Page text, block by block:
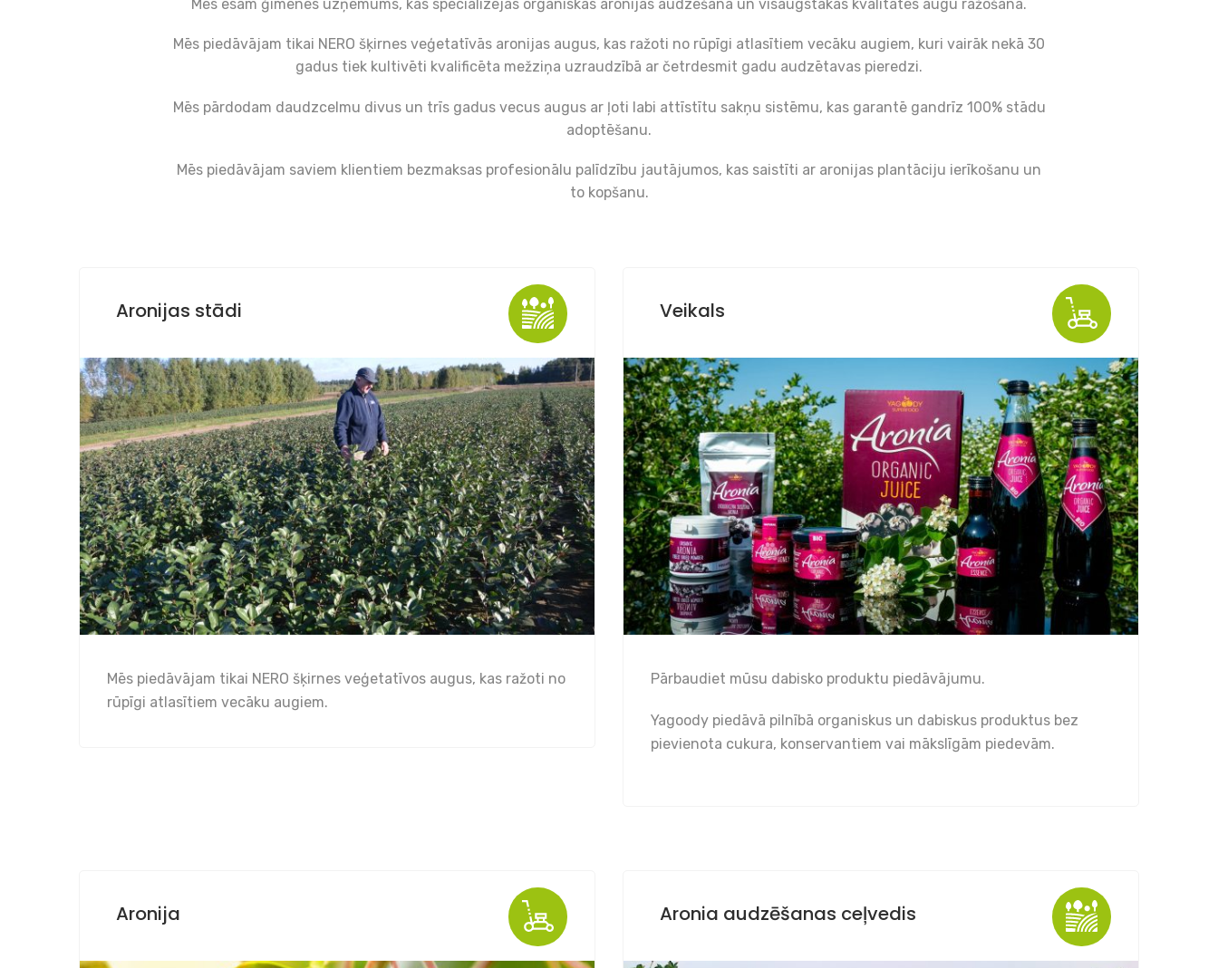
Mēs esam ģimenes uzņēmums, kas specializējas organiskās aronijas audzēšanā un visaugstākās kvalitātes augu ražošanā.
Mēs piedāvājam tikai NERO šķirnes veģetatīvās aronijas augus, kas ražoti no rūpīgi atlasītiem vecāku augiem, kuri vairāk nekā 30
gadus tiek kultivēti kvalificēta mežziņa uzraudzībā ar četrdesmit gadu audzētavas pieredzi.
Mēs pārdodam daudzcelmu divus un trīs gadus vecus augus ar ļoti labi attīstītu sakņu sistēmu, kas garantē gandrīz 100% stādu
adoptēšanu.
Mēs piedāvājam saviem klientiem bezmaksas profesionālu palīdzību jautājumos, kas saistīti ar aronijas plantāciju ierīkošanu un
to kopšanu.
Aronijas stādi
Mēs piedāvājam tikai NERO šķirnes veģetatīvos augus, kas ražoti no
rūpīgi atlasītiem vecāku augiem.
Veikals
Pārbaudiet mūsu dabisko produktu piedāvājumu.
Yagoody piedāvā pilnībā organiskus un dabiskus produktus bez
pievienota cukura, konservantiem vai mākslīgām piedevām.
Aronija Aronia audzēšanas ceļvedis